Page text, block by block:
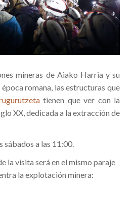
mineras de Aiako Harria y su
romana, las estructuras que
tienen que ver con la
XX, dedicada a la extracción de
a las 11:00.
la visita será en el mismo paraje
la explotación minera: